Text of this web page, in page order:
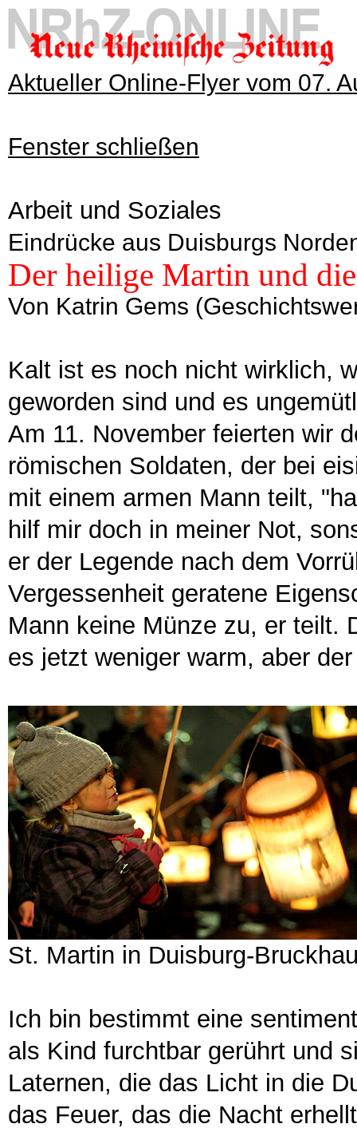
Aktueller Online-Flyer vom 07.
Fenster schließen
Arbeit und Soziales
Eindrücke aus Duisburgs
Der heilige Martin und
Von Katrin Gems
Kalt ist es noch nicht wirklich,
geworden sind und es
Am 11. November feierten wir
römischen Soldaten, der bei
mit einem armen Mann teilt,
hilf mir doch in meiner Not,
er der Legende nach dem
Vergessenheit geratene
Mann keine Münze zu, er teilt.
es jetzt weniger warm, aber
St. Martin in Duisburg-
Ich bin bestimmt eine
als Kind furchtbar gerührt und
Laternen, die das Licht in die
das Feuer, das die Nacht